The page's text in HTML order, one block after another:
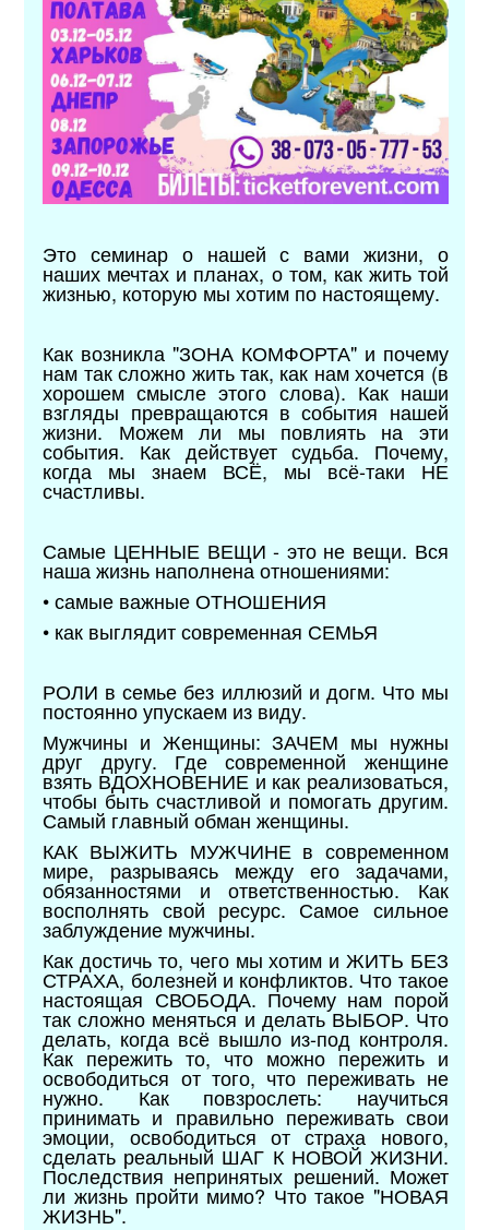
Это семинар о нашей с вами жизни, о
наших мечтах и планах, о том, как жить той
жизнью, которую мы хотим по настоящему.
Как возникла "ЗОНА КОМФОРТА" и почему
нам так сложно жить так, как нам хочется (в
хорошем смысле этого слова). Как наши
взгляды превращаются в события нашей
жизни. Можем ли мы повлиять на эти
события. Как действует судьба. Почему,
когда мы знаем ВСЁ, мы всё-таки НЕ
счастливы.
Самые ЦЕННЫЕ ВЕЩИ - это не вещи. Вся
наша жизнь наполнена отношениями:
• самые важные ОТНОШЕНИЯ
• как выглядит современная СЕМЬЯ
РОЛИ в семье без иллюзий и догм. Что мы
постоянно упускаем из виду.
Мужчины и Женщины: ЗАЧЕМ мы нужны
друг другу. Где современной женщине
взять ВДОХНОВЕНИЕ и как реализоваться,
чтобы быть счастливой и помогать другим.
Самый главный обман женщины.
КАК ВЫЖИТЬ МУЖЧИНЕ в современном
мире, разрываясь между его задачами,
обязанностями и ответственностью. Как
восполнять свой ресурс. Самое сильное
заблуждение мужчины.
Как достичь то, чего мы хотим и ЖИТЬ БЕЗ
СТРАХА, болезней и конфликтов. Что такое
настоящая СВОБОДА. Почему нам порой
так сложно меняться и делать ВЫБОР. Что
делать, когда всё вышло из-под контроля.
Как пережить то, что можно пережить и
освободиться от того, что переживать не
нужно. Как повзрослеть: научиться
принимать и правильно переживать свои
эмоции, освободиться от страха нового,
сделать реальный ШАГ К НОВОЙ ЖИЗНИ.
Последствия непринятых решений. Может
ли жизнь пройти мимо? Что такое "НОВАЯ
ЖИЗНЬ".